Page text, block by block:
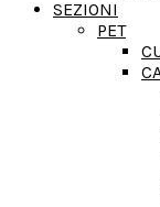
SEZIONI
PET